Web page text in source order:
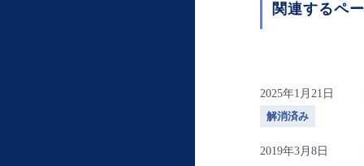
関連するペ
2025年1月21日
解消済み
2019年3月8日